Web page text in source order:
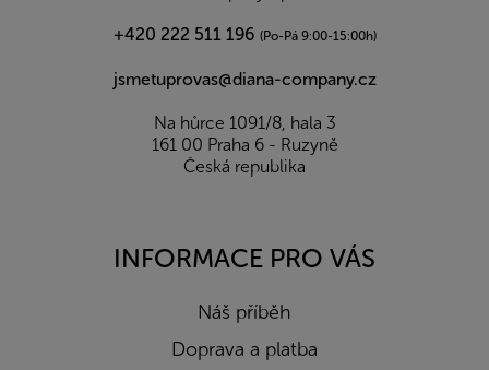
+420 222 511 196 (Po-Pá 9:00-15:00h)
jsmetuprovas@diana-company.cz
Na hůrce 1091/8, hala 3
161 00 Praha 6 - Ruzyně
Česká republika
INFORMACE PRO VÁS
Náš příběh
Doprava a platba